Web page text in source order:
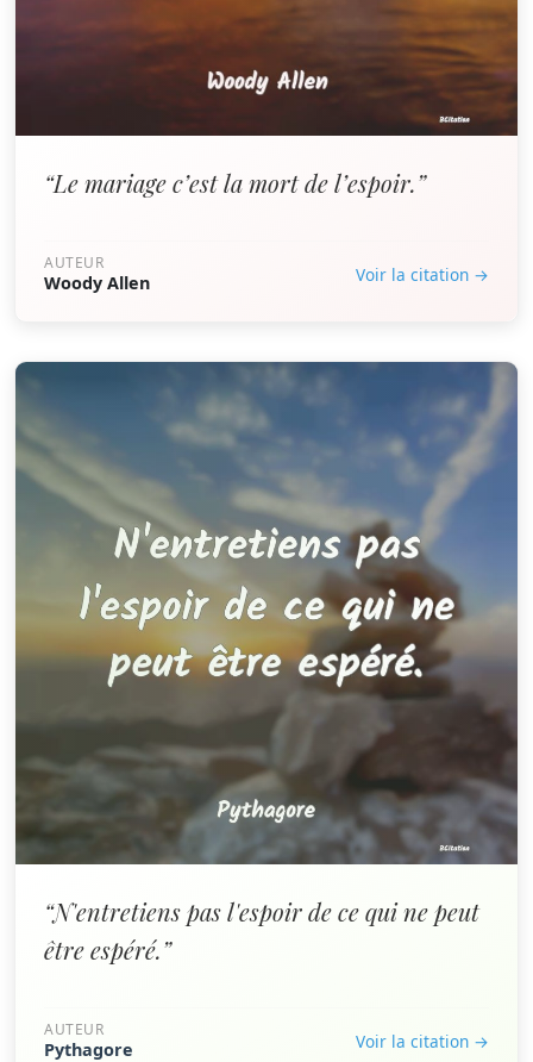
“Le mariage c’est la mort de l’espoir.”
AUTEUR
Woody Allen Voir la citation →
“N'entretiens pas l'espoir de ce qui ne peut
être espéré.”
AUTEUR
Pythagore Voir la citation →